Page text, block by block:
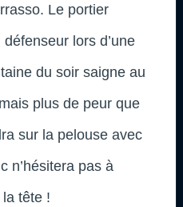
Le portier
lors d’une
du soir saigne au
plus de peur que
sur la pelouse avec
n’hésitera pas à
tête !